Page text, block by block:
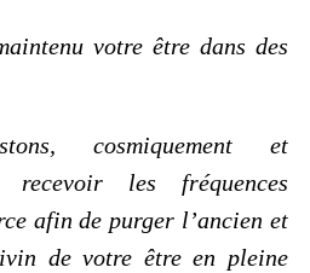
votre être dans des
cosmiquement et
recevoir les fréquences
afin de purger l’ancien et
de votre être en pleine